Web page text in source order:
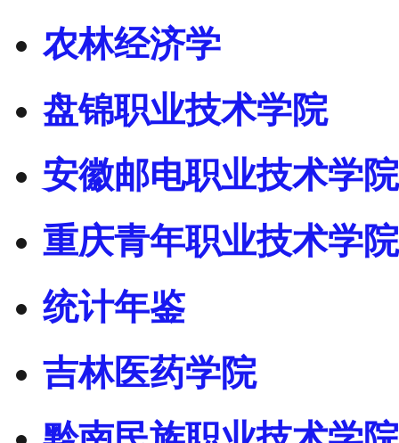
农林经济学
盘锦职业技术学院
安徽邮电职业技术学院
重庆青年职业技术学院
统计年鉴
吉林医药学院